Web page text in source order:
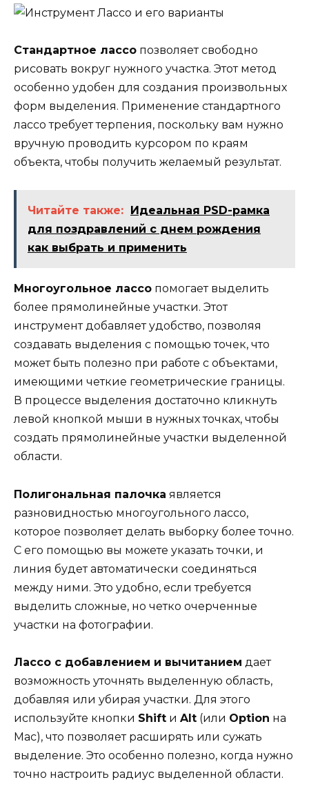
Стандартное лассо позволяет свободно
рисовать вокруг нужного участка. Этот метод
особенно удобен для создания произвольных
форм выделения. Применение стандартного
лассо требует терпения, поскольку вам нужно
вручную проводить курсором по краям
объекта, чтобы получить желаемый результат.
Читайте также:
Идеальная PSD-рамка
для поздравлений с днем рождения
как выбрать и применить
Многоугольное лассо помогает выделить
более прямолинейные участки. Этот
инструмент добавляет удобство, позволяя
создавать выделения с помощью точек, что
может быть полезно при работе с объектами,
имеющими четкие геометрические границы.
В процессе выделения достаточно кликнуть
левой кнопкой мыши в нужных точках, чтобы
создать прямолинейные участки выделенной
области.
Полигональная палочка является
разновидностью многоугольного лассо,
которое позволяет делать выборку более точно.
С его помощью вы можете указать точки, и
линия будет автоматически соединяться
между ними. Это удобно, если требуется
выделить сложные, но четко очерченные
участки на фотографии.
Лассо с добавлением и вычитанием дает
возможность уточнять выделенную область,
добавляя или убирая участки. Для этого
используйте кнопки Shift и Alt (или Option на
Mac), что позволяет расширять или сужать
выделение. Это особенно полезно, когда нужно
точно настроить радиус выделенной области.